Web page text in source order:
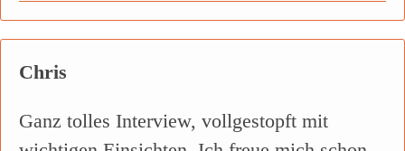
Chris
Ganz tolles Interview, vollgestopft mit